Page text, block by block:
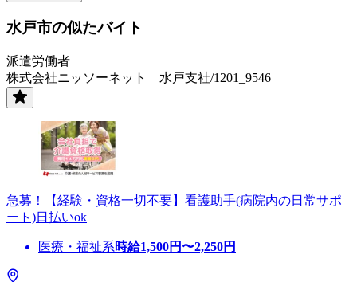
水戸市の似たバイト
派遣労働者
株式会社ニッソーネット 水戸支社/1201_9546
急募！【経験・資格一切不要】看護助手(病院内の日常サポ
ート)日払いok
医療・福祉系時給1,500円〜2,250円